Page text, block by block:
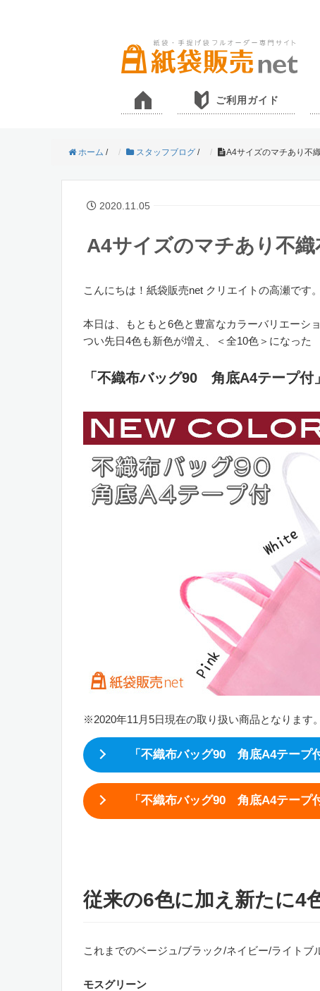
ご利用ガイド
ホーム / スタッフブログ / A4サイズのマチあり不
2020.11.05
A4サイズのマチあり不織
こんにちは！紙袋販売net クリエイトの高瀬です。
本日は、もともと6色と豊富なカラーバリエーシ
つい先日4色も新色が増え、＜全10色＞になった
「不織布バッグ90 角底A4テープ付」
※2020年11月5日現在の取り扱い商品となります。
「不織布バッグ90 角底A4テー
「不織布バッグ90 角底A4テー
従来の6色に加え新たに4
これまでのベージュ/ブラック/ネイビー/ライトブ
モスグリーン